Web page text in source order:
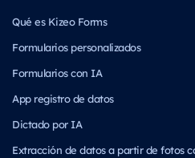
Qué es Kizeo Forms
Formularios personalizados
Formularios con IA
App registro de datos
Dictado por IA
Extracción de datos a partir de fotos